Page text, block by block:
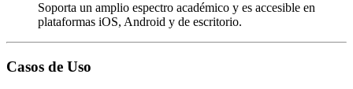
Soporta un amplio espectro académico y es accesible en
plataformas iOS, Android y de escritorio.
Casos de Uso